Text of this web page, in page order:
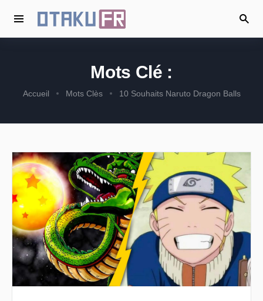
Mots Clé :
Accueil Mots Clès 10 Souhaits Naruto Dragon Balls